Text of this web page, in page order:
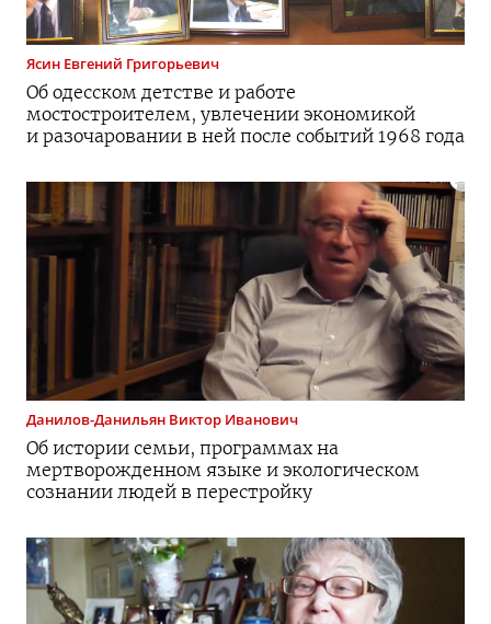
Ясин Евгений Григорьевич
Об одесском детстве и работе
мостостроителем, увлечении экономикой
и разочаровании в ней после событий 1968 года
Данилов-Данильян Виктор Иванович
Об истории семьи, программах на
мертворожденном языке и экологическом
сознании людей в перестройку